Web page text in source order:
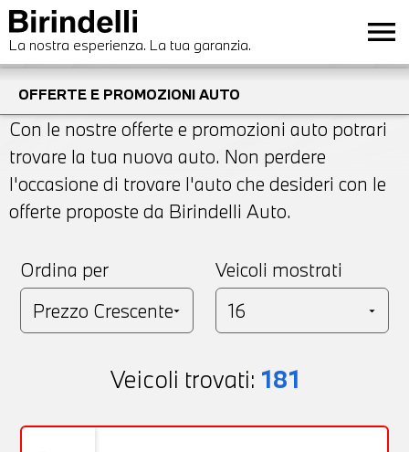
La nostra esperienza. La tua garanzia. menu
OFFERTE E PROMOZIONI AUTO
Con le nostre offerte e promozioni auto potrari
trovare la tua nuova auto. Non perdere
l'occasione di trovare l'auto che desideri con le
offerte proposte da Birindelli Auto.
Ordina per Veicoli mostrati
Veicoli trovati: 181